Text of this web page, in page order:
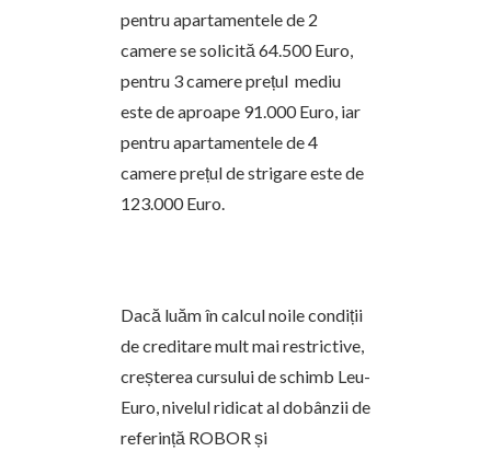
pentru apartamentele de 2
camere se solicită 64.500 Euro,
pentru 3 camere prețul mediu
este de aproape 91.000 Euro, iar
pentru apartamentele de 4
camere prețul de strigare este de
123.000 Euro.
Dacă luăm în calcul noile condiții
de creditare mult mai restrictive,
creșterea cursului de schimb Leu-
Euro, nivelul ridicat al dobânzii de
referință ROBOR și